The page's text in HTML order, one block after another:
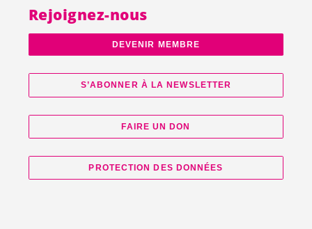
Rejoignez-nous
DEVENIR MEMBRE
S’ABONNER À LA NEWSLETTER
FAIRE UN DON
PROTECTION DES DONNÉES